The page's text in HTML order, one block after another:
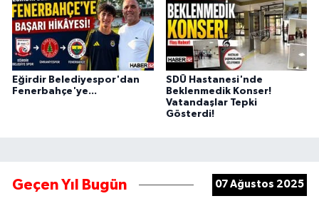
Eğirdir Belediyespor'dan
Fenerbahçe'ye...
SDÜ Hastanesi'nde
Beklenmedik Konser!
Vatandaşlar Tepki
Gösterdi!
Geçen Yıl Bugün 07 Ağustos 2025